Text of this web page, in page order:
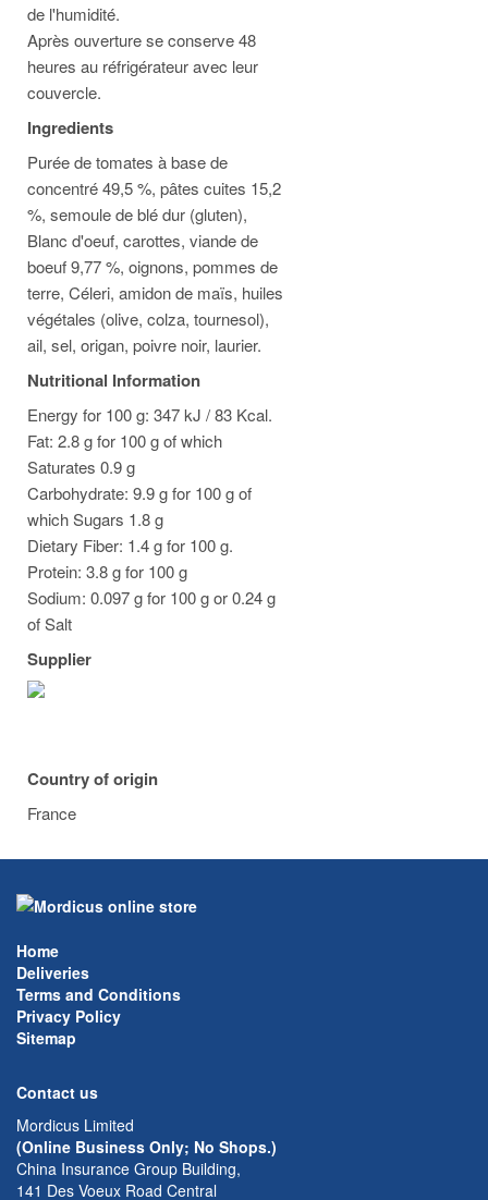
de l'humidité.
Après ouverture se conserve 48
heures au réfrigérateur avec leur
couvercle.
Ingredients
Purée de tomates à base de
concentré 49,5 %, pâtes cuites 15,2
%, semoule de blé dur (gluten),
Blanc d'oeuf, carottes, viande de
boeuf 9,77 %, oignons, pommes de
terre, Céleri, amidon de maïs, huiles
végétales (olive, colza, tournesol),
ail, sel, origan, poivre noir, laurier.
Nutritional Information
Energy for 100 g: 347 kJ / 83 Kcal.
Fat: 2.8 g for 100 g of which
Saturates 0.9 g
Carbohydrate: 9.9 g for 100 g of
which Sugars 1.8 g
Dietary Fiber: 1.4 g for 100 g.
Protein: 3.8 g for 100 g
Sodium: 0.097 g for 100 g or 0.24 g
of Salt
Supplier
Country of origin
France
Home
Deliveries
Terms and Conditions
Privacy Policy
Sitemap
Contact us
Mordicus Limited
(Online Business Only; No Shops.)
China Insurance Group Building,
141 Des Voeux Road Central